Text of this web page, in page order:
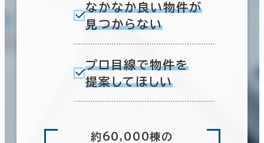
なかなか良い物件が
見つからない
プロ目線で物件を
提案してほしい
約60,000棟の